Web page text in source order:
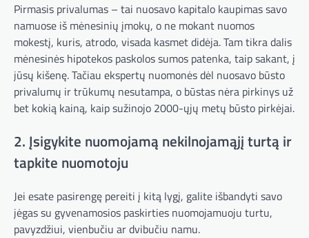
Pirmasis privalumas – tai nuosavo kapitalo kaupimas savo
namuose iš mėnesinių įmokų, o ne mokant nuomos
mokestį, kuris, atrodo, visada kasmet didėja. Tam tikra dalis
mėnesinės hipotekos paskolos sumos patenka, taip sakant, į
jūsų kišenę. Tačiau ekspertų nuomonės dėl nuosavo būsto
privalumų ir trūkumų nesutampa, o būstas nėra pirkinys už
bet kokią kainą, kaip sužinojo 2000-ųjų metų būsto pirkėjai.
2. Įsigykite nuomojamą nekilnojamąjį turtą ir
tapkite nuomotoju
Jei esate pasirengę pereiti į kitą lygį, galite išbandyti savo
jėgas su gyvenamosios paskirties nuomojamuoju turtu,
pavyzdžiui, vienbučiu ar dvibučiu namu.